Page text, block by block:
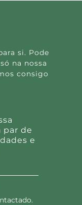
si. Pode
na nossa
consigo
par de
e